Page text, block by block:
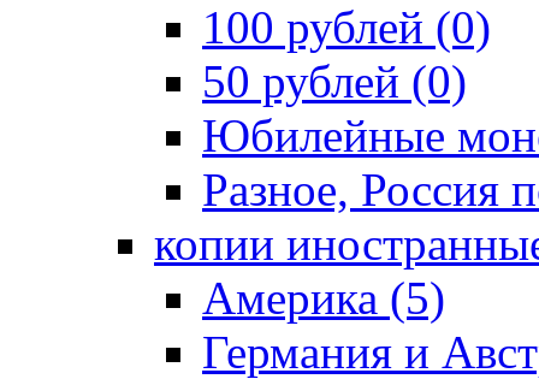
100 рублей (0)
50 рублей (0)
Юбилейные
Разное, Россия
копии
Америка (5)
Германия и